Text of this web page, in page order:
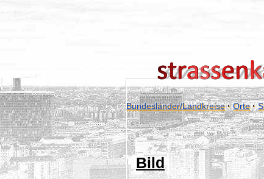
Bundesländer/Landkreise·Orte·
Bild